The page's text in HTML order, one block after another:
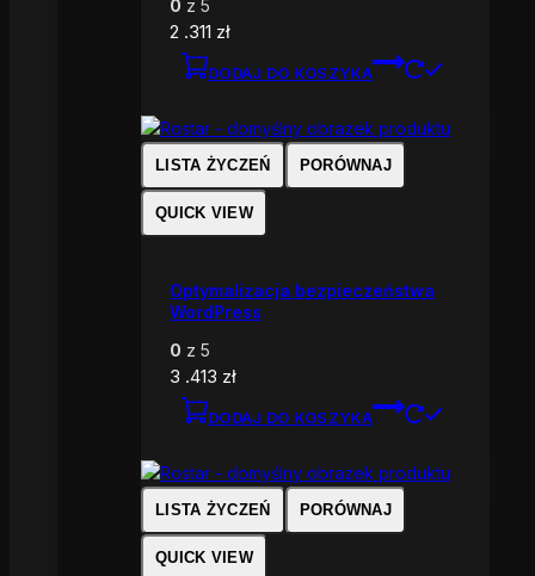
0 z 5
2 .311 zł
DODAJ DO KOSZYKA
LISTA ŻYCZEŃ PORÓWNAJ
QUICK VIEW
Optymalizacja bezpieczeństwa
WordPress
0 z 5
3 .413 zł
DODAJ DO KOSZYKA
LISTA ŻYCZEŃ PORÓWNAJ
QUICK VIEW